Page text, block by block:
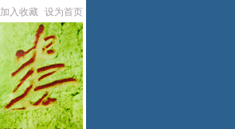
加入收藏 设为首页